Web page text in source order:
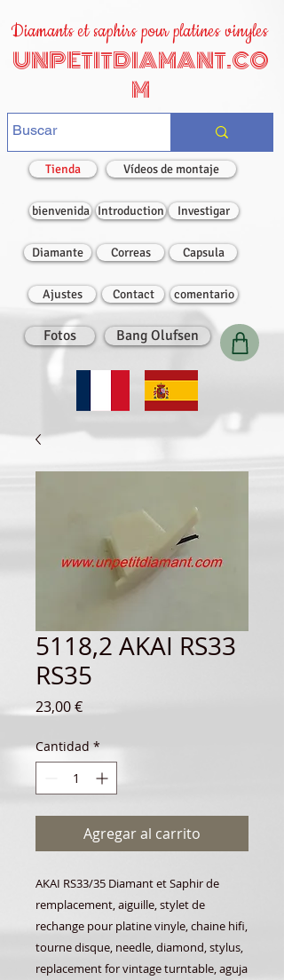
Diamants et saphirs pour platines vinyles
UNPETITDIAMANT.CO
M
Tienda Vídeos de montaje
bienvenida Introduction Investigar
Diamante Correas Capsula
Ajustes Contact comentario
Fotos Bang Olufsen
5118,2 AKAI RS33
RS35
23,00 €Precio
Cantidad *
Agregar al carrito
AKAI RS33/35 Diamant et Saphir de
remplacement, aiguille, stylet de
rechange pour platine vinyle, chaine hifi,
tourne disque, needle, diamond, stylus,
replacement for vintage turntable, aguja